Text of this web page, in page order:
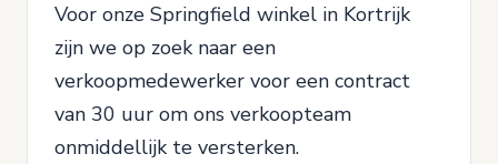
Voor onze Springfield winkel in Kortrijk
zijn we op zoek naar een
verkoopmedewerker voor een contract
van 30 uur om ons verkoopteam
onmiddellijk te versterken.